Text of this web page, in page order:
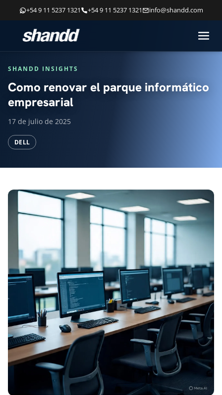
+54 9 11 5237 1321 +54 9 11 5237 1321 info@shandd.com
SHANDD INSIGHTS
Como renovar el parque informático
empresarial
17 de julio de 2025
DELL